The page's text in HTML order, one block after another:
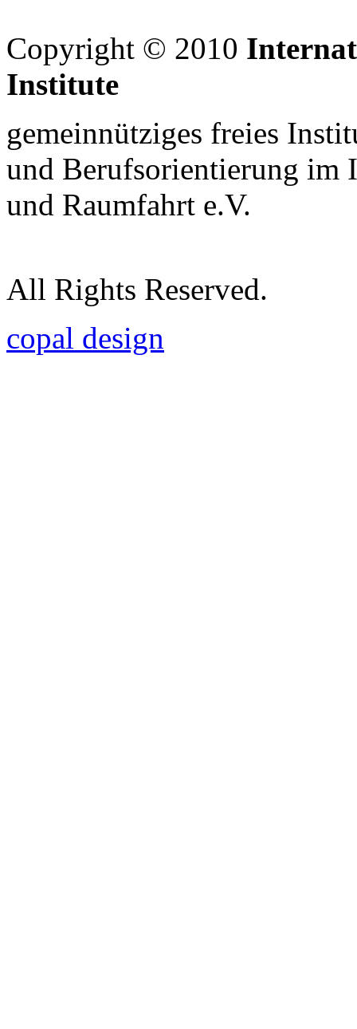
Copyright © 2010
Institute
gemeinnütziges freies
und Berufsorientierung im
und Raumfahrt e.V.
All Rights Reserved.
copal design